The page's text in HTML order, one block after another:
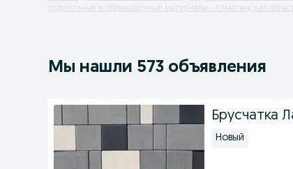
отделочные и облицовочные материалы - Алматинская
Мы нашли 573 объявления
Брусчатка
Новый